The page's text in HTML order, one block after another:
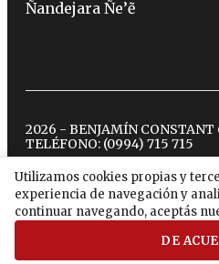
Utilizamos cookies propias y
experiencia de navegación y
continuar navegando, aceptás
DE
Ñandejara Ñe’ẽ
2026 - BENJAMÍN
TELÉFONO: (0994) 715 715
twitterinstagram
facebook